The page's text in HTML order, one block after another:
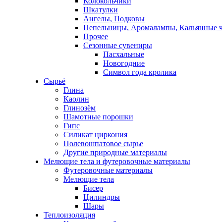
Шкатулки
Ангелы, Подковы
Пепельницы, Аромалампы, Кальянные
Прочее
Сезонные сувениры
Пасхальные
Новогодние
Символ года кролика
Сырьё
Глина
Каолин
Глинозём
Шамотные порошки
Гипс
Силикат циркония
Полевошпатовое сырье
Другие природные материалы
Мелющие тела и футеровочные материалы
Футеровочные материалы
Мелющие тела
Бисер
Цилиндры
Шары
Теплоизоляция